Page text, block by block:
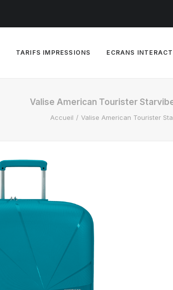
TARIFS IMPRESSIONS ECRANS
Valise American Tourister
Accueil Valise American Tourister